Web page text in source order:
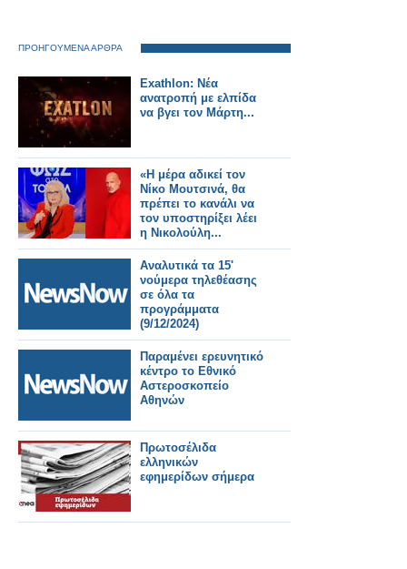
ΠΡΟΗΓΟΥΜΕΝΑ ΑΡΘΡΑ
Exathlon: Νέα
ανατροπή με ελπίδα
να βγει τον Μάρτη...
«Η μέρα αδικεί τον
Νίκο Μουτσινά, θα
πρέπει το κανάλι να
τον υποστηρίξει λέει
η Νικολούλη...
Αναλυτικά τα 15'
νούμερα τηλεθέασης
σε όλα τα
προγράμματα
(9/12/2024)
Παραμένει ερευνητικό
κέντρο το Εθνικό
Αστεροσκοπείο
Αθηνών
Πρωτοσέλιδα
ελληνικών
εφημερίδων σήμερα